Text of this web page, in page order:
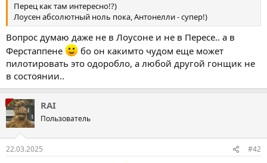
Перец как там интересно!?)
Лоусен абсолютный ноль пока, Антонелли - супер!)
Вопрос думаю даже не в Лоусоне и не в Пересе.. а в
Ферстаппене
бо он какимто чудом еще может
пилотировать это одоробло, а любой другой гонщик не
в состоянии..
RAI
Пользователь
22.03.2025 #42